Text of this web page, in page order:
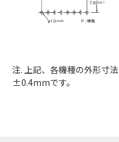
注. 上記、各機種の外形寸
±0.4mmです。